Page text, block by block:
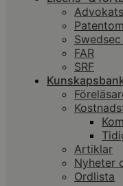
FAR
SRF
Artiklar
Nyheter
Ordlista